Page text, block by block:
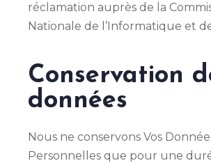
réclamation auprès de la
Nationale de l’Informatique et
Conservation
données
Nous ne conservons Vos
Personnelles que pour une